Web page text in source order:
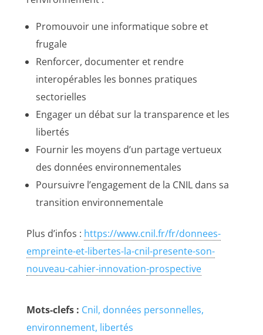
Promouvoir une informatique sobre et
frugale
Renforcer, documenter et rendre
interopérables les bonnes pratiques
sectorielles
Engager un débat sur la transparence et les
libertés
Fournir les moyens d’un partage vertueux
des données environnementales
Poursuivre l’engagement de la CNIL dans sa
transition environnementale
Plus d’infos : https://www.cnil.fr/fr/donnees-
empreinte-et-libertes-la-cnil-presente-son-
nouveau-cahier-innovation-prospective
Mots-clefs : Cnil données personnelles
environnement libertés